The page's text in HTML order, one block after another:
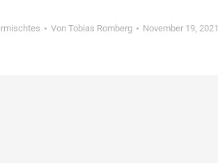
Von Tobias Romberg November 19, 2021